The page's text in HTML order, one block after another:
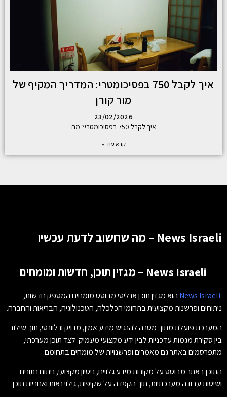
איך לקבל 750 בפסיכומטרי: המדריך המקיף של
מור קורן
23/02/2026
איך לקבל 750 בפסיכומטרי? מה
קרא עוד »
News Israeli – מה שחשוב לדעת עכשיו
News Israeli – מגזין תוכן, חדשות ומומחים
הוא מגזין תוכן אנליטי מבוסס מומחים המספק חדשות,
ניתוחים ופרשנות מקצועית בתחומי הכלכלה, הטכנולוגיה, הבריאות והחברה.
המערכת פועלת מתוך מטרה להנגיש מידע אמין, מדויק ורלוונטי, תוך שילוב
בין סקירת מגמות עדכניות לבין ידע מקצועי מעמיק. לצד תוכן מערכתי,
מתפרסמים באתר גם מאמרים ופרשנויות של מומחים בתחומם.
התוכן באתר מבוסס על מקורות מידע גלויים, ניסיון מקצועי, ניתוח נתונים
ושיטות עבודה מערכתיות, תוך הקפדה על שקיפות, גילוי נאות ואחריות תוכן.